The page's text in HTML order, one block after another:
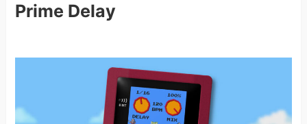
Prime Delay